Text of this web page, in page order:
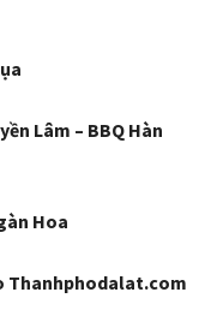
Lâm – BBQ Hàn
Hoa
Thanhphodalat.com